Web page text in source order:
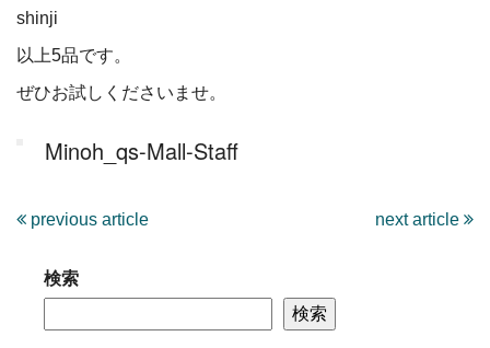
shinji
以上5品です。
ぜひお試しくださいませ。
Minoh_qs-Mall-Staff
previous article next article
検索
検索